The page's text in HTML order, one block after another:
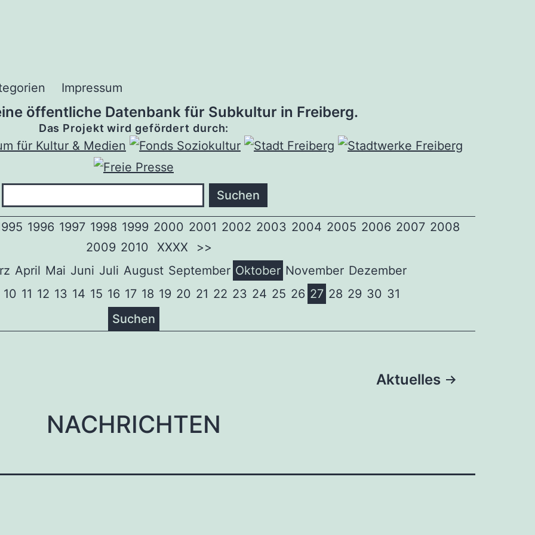
Impressum
öffentliche Datenbank für Subkultur in Freiberg.
Das Projekt wird gefördert durch:
1996 1997 1998 1999 2000 2001 2002 2003 2004 2005 2006 2007 2008
2009 2010 XXXX
>>
April Mai Juni Juli August September Oktober November Dezember
10 11 12 13 14 15 16 17 18 19 20 21 22 23 24 25 26 27 28 29 30 31
Suchen
Aktuelles
NACHRICHTEN